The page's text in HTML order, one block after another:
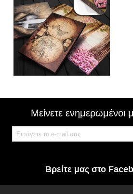
Μείνετε ενημερωμένοι
Βρείτε μας στο